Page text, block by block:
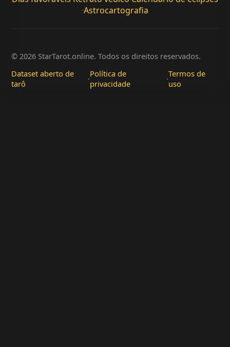
·Astrocartografia
© 2026 StarTarot.online. Todos os direitos reservados.
Dataset aberto de
tarô
·Política de
privacidade
·Termos de
uso